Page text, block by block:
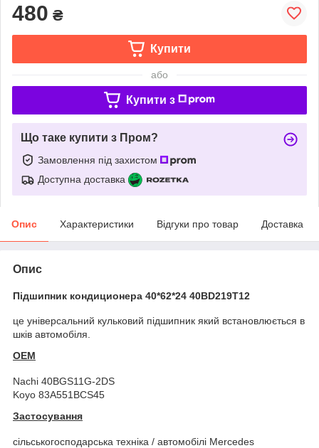
480 ₴
Купити
або
Купити з
Що таке купити з Пром?
Замовлення під захистом
Доступна доставка
Опис Характеристики Відгуки про товар Доставка
Опис
Підшипник кондиционера 40*62*24 40BD219T12
це універсальний кульковий підшипник який встановлюється в
шків автомобіля.
OEM
Nachi 40BGS11G-2DS
Koyo 83A551BCS45
Застосування
сільськогосподарська техніка / автомобілі Mercedes